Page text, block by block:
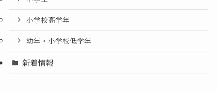
小学校高学年
幼年・小学校低学年
新着情報